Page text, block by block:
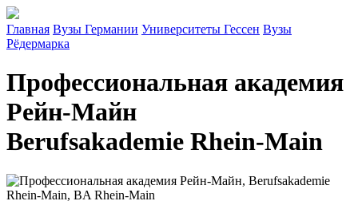
Главная Вузы Германии Университеты Гессен Вузы
Рёдермарка
Профессиональная академия
Рейн-Майн
Berufsakademie Rhein-Main